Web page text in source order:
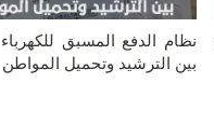
نظام الدفع المسبق
بين الترشيد وتحميل المواطن